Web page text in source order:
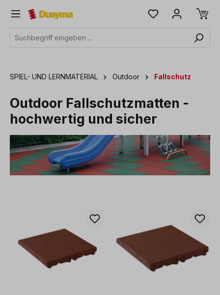
springen
SPIEL- UND LERNMATERIAL Outdoor Fallschutz
Outdoor Fallschutzmatten -
hochwertig und sicher